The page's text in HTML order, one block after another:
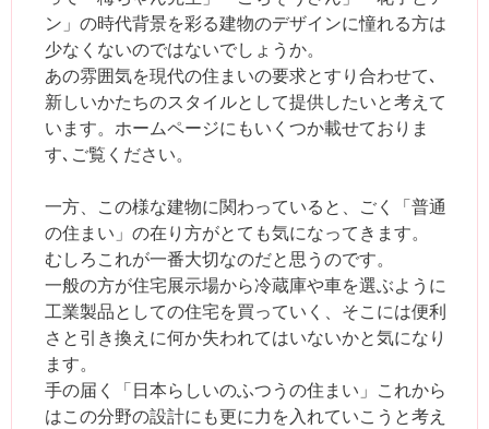
ン」の時代背景を彩る建物のデザインに憧れる方は
少なくないのではないでしょうか。
あの雰囲気を現代の住まいの要求とすり合わせて､
新しいかたちのスタイルとして提供したいと考えて
います。ホームページにもいくつか載せておりま
す､ご覧ください。
一方、この様な建物に関わっていると、ごく「普通
の住まい」の在り方がとても気になってきます。
むしろこれが一番大切なのだと思うのです。
一般の方が住宅展示場から冷蔵庫や車を選ぶように
工業製品としての住宅を買っていく、そこには便利
さと引き換えに何か失われてはいないかと気になり
ます。
手の届く「日本らしいのふつうの住まい」これから
はこの分野の設計にも更に力を入れていこうと考え